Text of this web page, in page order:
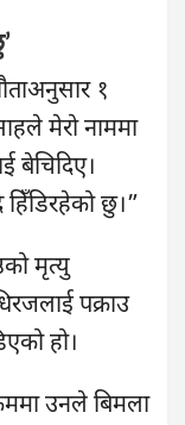
१
मेरो नाममा
बेचिदिए।
हिँडिरहेको छु।”
मृत्यु
पक्राउ
हो।
उनले बिमला